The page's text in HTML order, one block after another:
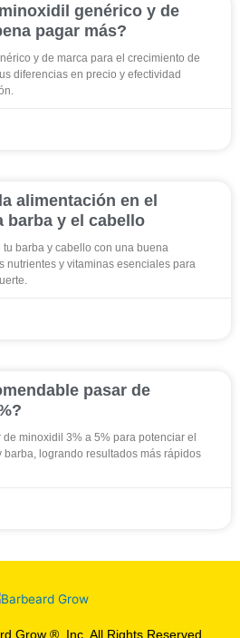
genérico y de
pagar más?
y de marca para el crecimiento de
diferencias en precio y efectividad
alimentación en el
barba y el cabello
barba y cabello con una buena
nutrientes y vitaminas esenciales para
pasar de
minoxidil 3% a 5% para potenciar el
barba, logrando resultados más rápidos
Grow ®, Inc. All Rights Reserved